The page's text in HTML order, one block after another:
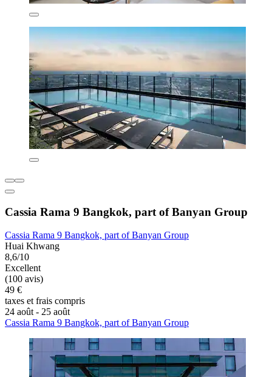
Cassia Rama 9 Bangkok, part of Banyan Group
Cassia Rama 9 Bangkok, part of Banyan Group
Huai Khwang
8,6/10
Excellent
(100 avis)
49 €
taxes et frais compris
24 août - 25 août
Cassia Rama 9 Bangkok, part of Banyan Group